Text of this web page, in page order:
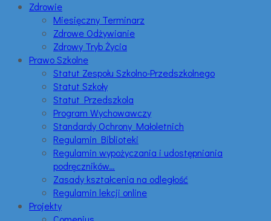
Zdrowie
Miesięczny Terminarz
Zdrowe Odżywianie
Zdrowy Tryb Życia
Prawo Szkolne
Statut Zespołu Szkolno-Przedszkolnego
Statut Szkoły
Statut Przedszkola
Program Wychowawczy
Standardy Ochrony Małoletnich
Regulamin Biblioteki
Regulamin wypożyczania i udostępniania
podręczników…
Zasady kształcenia na odległość
Regulamin lekcji online
Projekty